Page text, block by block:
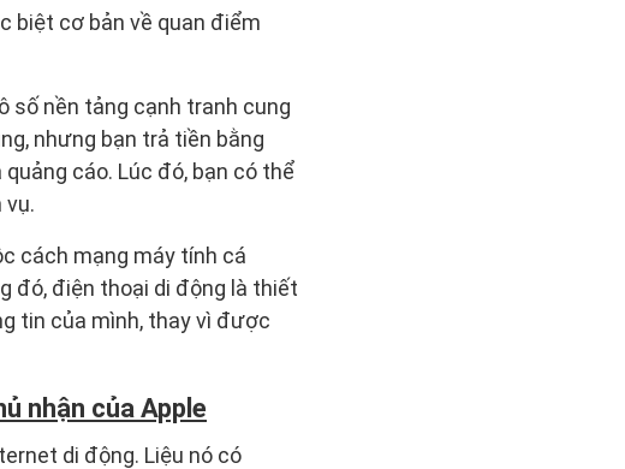
biệt cơ bản về quan điểm
số nền tảng cạnh tranh cung
nhưng bạn trả tiền bằng
cáo. Lúc đó, bạn có thể
vụ.
cách mạng máy tính cá
đó, điện thoại di động là thiết
tin của mình, thay vì được
nhận của Apple
di động. Liệu nó có